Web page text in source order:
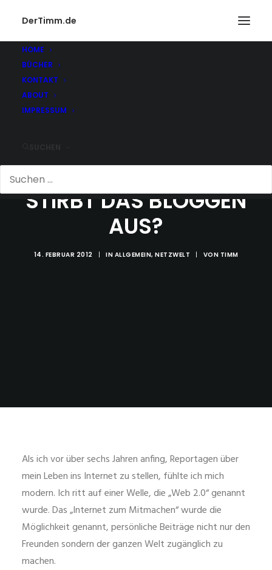
DerTimm.de
HOME
BÜCHER
KONTAKT
ABOUT
IMPRESSUM
STIRBT DAS BLOGGEN
AUS?
14. FEBRUAR 2012 | IN ALLGEMEIN, NETZWELT | VON TIMM
Als ich vor über sechs Jahren anfing, Reportagen über
mein Leben ins Internet zu stellen, fühlte ich mich
modern. Ich ritt auf einer Welle, die „Web 2.0“ genannt
wurde. Das „Internet zum Mitmachen“ wurde die
Möglichkeit genannt, persönliche Beiträge nicht nur den
Freunden sondern der ganzen Welt zugänglich zu
machen.